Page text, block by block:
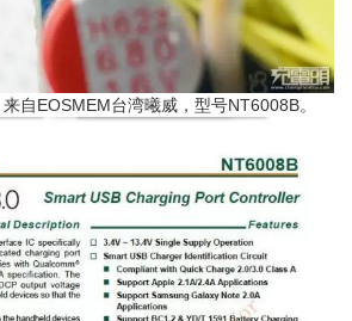
自EOSMEM台湾曦威，型号NT6008B。